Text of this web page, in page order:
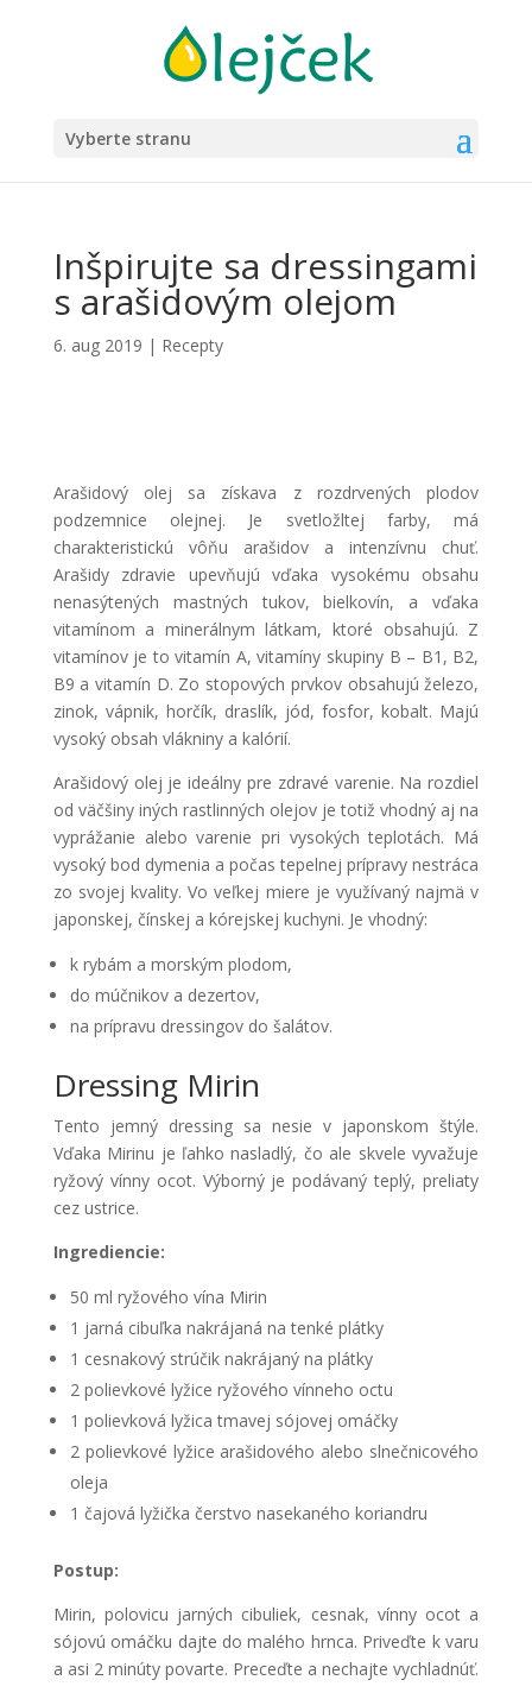
Vyberte stranu
Inšpirujte sa dressingami
s arašidovým olejom
6. aug 2019 | Recepty
Arašidový olej sa získava z rozdrvených plodov
podzemnice olejnej. Je svetložltej farby, má
charakteristickú vôňu arašidov a intenzívnu chuť.
Arašidy zdravie upevňujú vďaka vysokému obsahu
nenasýtených mastných tukov, bielkovín, a vďaka
vitamínom a minerálnym látkam, ktoré obsahujú. Z
vitamínov je to vitamín A, vitamíny skupiny B – B1, B2,
B9 a vitamín D. Zo stopových prvkov obsahujú železo,
zinok, vápnik, horčík, draslík, jód, fosfor, kobalt. Majú
vysoký obsah vlákniny a kalórií.
Arašidový olej je ideálny pre zdravé varenie. Na rozdiel
od väčšiny iných rastlinných olejov je totiž vhodný aj na
vyprážanie alebo varenie pri vysokých teplotách. Má
vysoký bod dymenia a počas tepelnej prípravy nestráca
zo svojej kvality. Vo veľkej miere je využívaný najmä v
japonskej, čínskej a kórejskej kuchyni. Je vhodný:
k rybám a morským plodom,
do múčnikov a dezertov,
na prípravu dressingov do šalátov.
Dressing Mirin
Tento jemný dressing sa nesie v japonskom štýle.
Vďaka Mirinu je ľahko nasladlý, čo ale skvele vyvažuje
ryžový vínny ocot. Výborný je podávaný teplý, preliaty
cez ustrice.
Ingrediencie:
50 ml ryžového vína Mirin
1 jarná cibuľka nakrájaná na tenké plátky
1 cesnakový strúčik nakrájaný na plátky
2 polievkové lyžice ryžového vínneho octu
1 polievková lyžica tmavej sójovej omáčky
2 polievkové lyžice arašidového alebo slnečnicového
oleja
1 čajová lyžička čerstvo nasekaného koriandru
Postup:
Mirin, polovicu jarných cibuliek, cesnak, vínny ocot a
sójovú omáčku dajte do malého hrnca. Priveďte k varu
a asi 2 minúty povarte. Preceďte a nechajte vychladnúť.